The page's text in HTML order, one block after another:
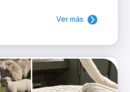
Ver más